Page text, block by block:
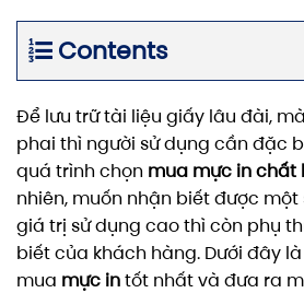
Contents
Để lưu trữ tài liệu giấy lâu đài,
phai thì người sử dụng cần đặc
quá trình chọn mua mực in chất
nhiên, muốn nhận biết được
giá trị sử dụng cao thì còn phụ
biết của khách hàng. Dưới đây
mua mực intốt nhất và đưa ra